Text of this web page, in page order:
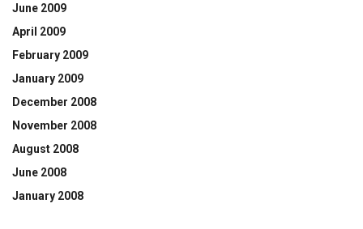
June 2009
April 2009
February 2009
January 2009
December 2008
November 2008
August 2008
June 2008
January 2008